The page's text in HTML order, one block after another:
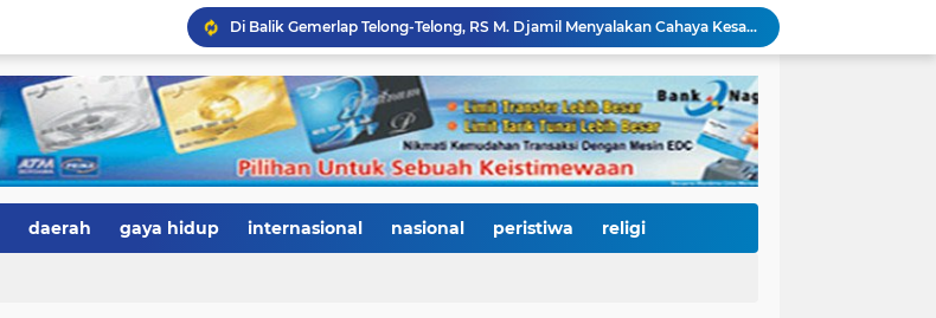
Di Balik Gemerlap Telong-Telong, RS M. Djamil Menyalakan Cahaya Kesadaran Kesehatan untuk Warga Padang
Pascabanjir, PUPR Kota Padang Gerak Cepat Pulihkan Irigasi Pertanian di Kuranji dan Pauh, Pasokan Air Sawah Jadi Prioritas
Padang Utara Tampilkan Kearifan Lokal di Festival Telong-Telong, Tradisi Malamang dan Potensi Seafood Curi Perhatian Ribuan Pengunjung
HJK Padang ke-357 Berubah Jadi Gerakan Kemanusiaan, Pemko Hadirkan "Road to Gastronomy Charity" untuk Bantu Korban Banjir
Dua Perwira Polresta Banda Aceh Dikabarkan Diamankan Mabes Polri, Dugaan Narkoba hingga Penyalahgunaan Wewenang Masih Menunggu Kepastian
Kurnia Nugraha Raih Indonesia Public Relations Top Leader 2026, Bukti Komitmen JNE Bangun Bisnis Berkelanjutan Lewat Komunikasi Berdampak
International Symposium Kota Tua Padang Gaungkan Kolaborasi Dunia, Fadly Amran Ajak Selamatkan Batang Arau dan Wujudkan Pariwisata Berkelanjutan
daerah gaya hidup internasional nasional peristiwa religi